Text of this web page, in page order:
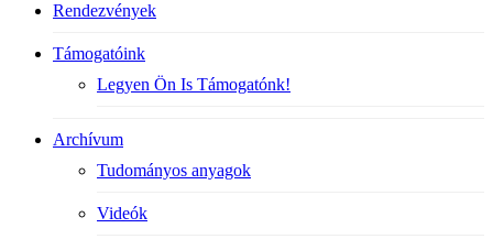
Rendezvények
Támogatóink
Legyen Ön Is Támogatónk!
Archívum
Tudományos anyagok
Videók